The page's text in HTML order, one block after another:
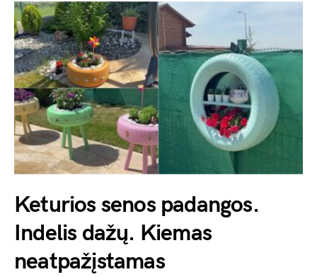
Keturios senos padangos.
Indelis dažų. Kiemas
neatpažįstamas